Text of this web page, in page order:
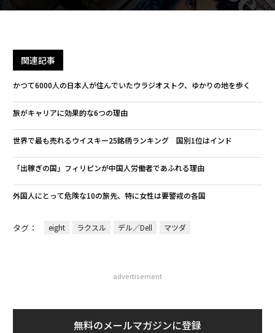
関連記事
かつて6000人の日本人が住んでいたウラジオストク、ゆかりの地を歩く
旅がキャリアに効果的な6つの理由
世界で最も売れるウイスキー25銘柄ランキング 国別1位はインド
「出稼ぎの国」フィリピンが中国人労働者であふれる理由
外国人にとって危険な10の旅先、特に女性は要警戒の各国
タグ： eight ラクスル デル／Dell マツダ
advertisement
無料のメールマガジンに登録